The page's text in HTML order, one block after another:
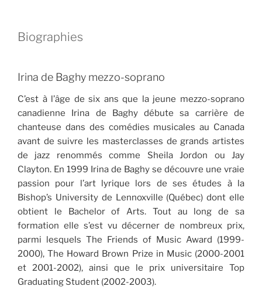
Biographies
Irina de Baghy mezzo-soprano
C’est à l’âge de six ans que la jeune mezzo-soprano
canadienne Irina de Baghy débute sa carrière de
chanteuse dans des comédies musicales au Canada
avant de suivre les masterclasses de grands artistes
de jazz renommés comme Sheila Jordon ou Jay
Clayton. En 1999 Irina de Baghy se découvre une vraie
passion pour l’art lyrique lors de ses études à la
Bishop’s University de Lennoxville (Québec) dont elle
obtient le Bachelor of Arts. Tout au long de sa
formation elle s’est vu décerner de nombreux prix,
parmi lesquels The Friends of Music Award (1999-
2000), The Howard Brown Prize in Music (2000-2001
et 2001-2002), ainsi que le prix universitaire Top
Graduating Student (2002-2003).